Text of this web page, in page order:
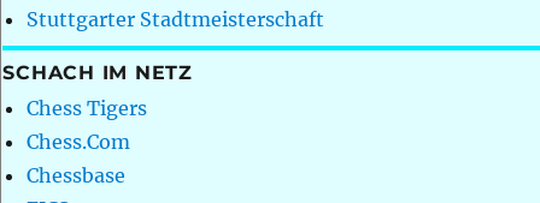
Stuttgarter Stadtmeisterschaft
SCHACH IM NETZ
Chess Tigers
Chess.Com
Chessbase